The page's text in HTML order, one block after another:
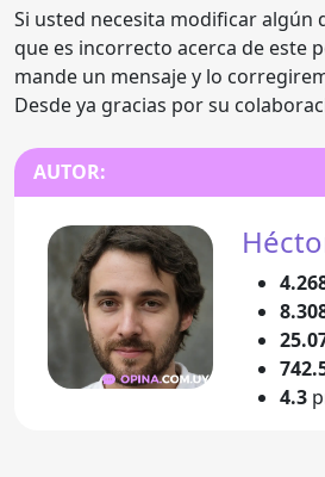
Si usted necesita modificar algún
que es incorrecto acerca de este
mande un mensaje y lo
Desde ya gracias por su
AUTOR:
4.3